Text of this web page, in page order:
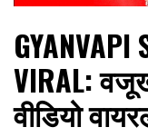
गौरतलब
GYANVAPI
VIRAL:
वीडियो